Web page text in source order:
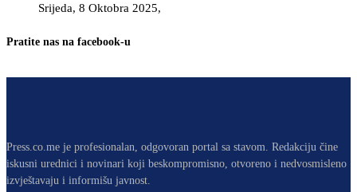
Srijeda, 8 Oktobra 2025,
Pratite nas na facebook-u
Press.co.me je profesionalan, odgovoran portal sa stavom. Redakciju čine
iskusni urednici i novinari koji beskompromisno, otvoreno i nedvosmisleno
izvještavaju i informišu javnost.